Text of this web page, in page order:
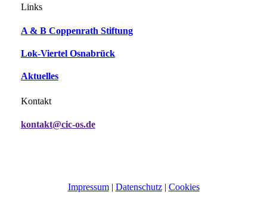
Links
A & B Coppenrath Stiftung
Lok-Viertel Osnabrück
Aktuelles
Kontakt
kontakt@cic-os.de
Impressum| Datenschutz| Cookies